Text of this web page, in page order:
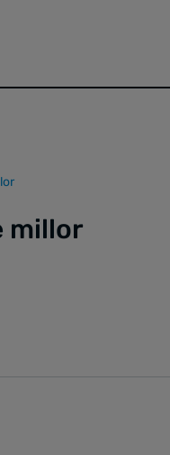
millor